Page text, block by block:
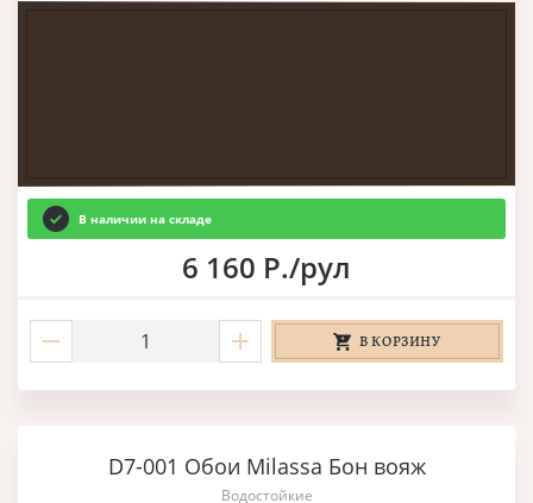
В наличии на складе
6 160 Р./рул
В КОРЗИНУ
D7-001 Обои Milassa Бон вояж
Водостойкие